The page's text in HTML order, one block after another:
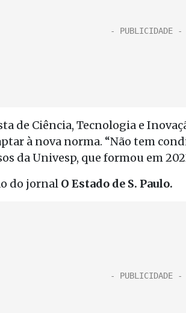
de Ciência, Tecnologia e
à nova norma. “Não tem
da Univesp, que formou em
do jornal O Estado de S. Paulo.